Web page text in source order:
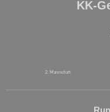
KK-
2. Mannschaft